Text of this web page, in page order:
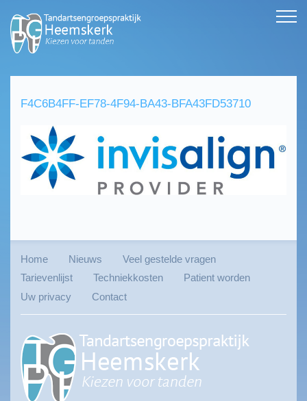
F4C6B4FF-EF78-4F94-BA43-BFA43FD53710
Home Nieuws
Veel gestelde vragen
Tarievenlijst
Techniekkosten
Patient worden
Uw privacy
Contact